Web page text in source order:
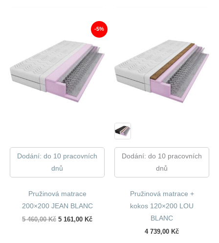
791,00 Kč.
-5%
Dodání: do 10 pracovních
dnů
Pružinová matrace
200×200 JEAN BLANC
5 460,00Kč Původní
5 161,00 KčAktuální
Dodání: do 10 pracovních
dnů
Pružinová matrace +
kokos 120×200 LOU
BLANC
4 739,00 Kč